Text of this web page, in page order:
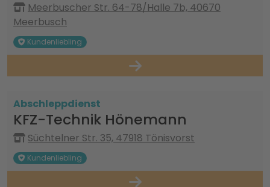
Meerbuscher Str. 64-78/Halle 7b, 40670
Meerbusch
Kundenliebling
Abschleppdienst
KFZ-Technik Hönemann
Süchtelner Str. 35, 47918 Tönisvorst
Kundenliebling